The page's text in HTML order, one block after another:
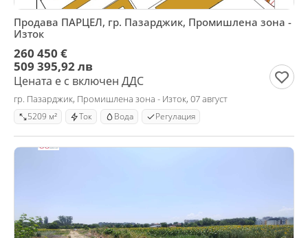
Продава ПАРЦЕЛ, гр. Пазарджик, Промишлена зона -
Изток
260 450 €
509 395,92 лв
Цената е с включен ДДС
гр. Пазарджик, Промишлена зона - Изток, 07 август
5209 м² Ток Вода Регулация